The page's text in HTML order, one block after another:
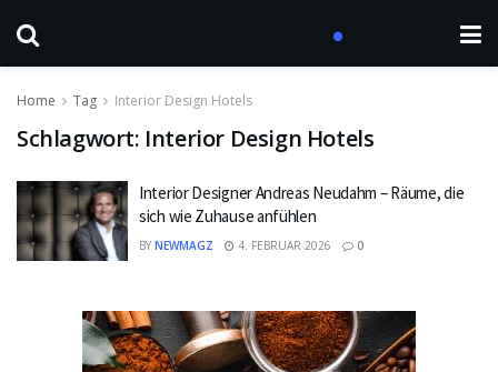
Home Tag Interior Design Hotels
Schlagwort: Interior Design Hotels
Interior Designer Andreas Neudahm – Räume, die
sich wie Zuhause anfühlen
BY NEWMAGZ 4. FEBRUAR 2026 0